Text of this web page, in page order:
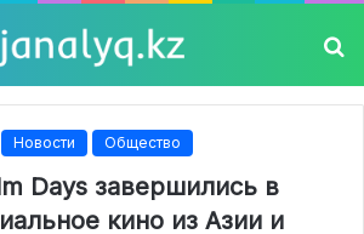
Новости Общество
Days завершились в
кино из Азии и